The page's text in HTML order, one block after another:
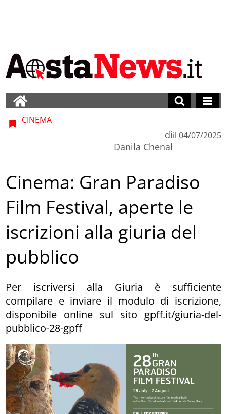
CINEMA
di
Danila Chenal
il 04/07/2025
Cinema: Gran Paradiso
Film Festival, aperte le
iscrizioni alla giuria del
pubblico
Per iscriversi alla Giuria è sufficiente
compilare e inviare il modulo di iscrizione,
disponibile online sul sito gpff.it/giuria-del-
pubblico-28-gpff